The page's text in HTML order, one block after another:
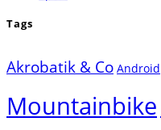
Tags
Akrobatik & Co Android
Mountainbike